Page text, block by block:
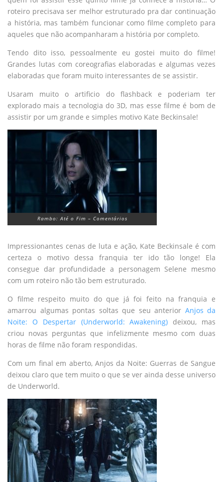
roteiro precisava ser melhor estruturado pra dar continuação
a história, mas também funcionar como filme completo para
aqueles que não acompanharam a história por completo.
Tendo dito isso, pessoalmente eu gostei muito do filme!
Grandes lutas com coreografias elaboradas e algumas vezes
elaboradas que foram muito interessantes de se assistir.
Usaram muito o artificio do flashback e poderiam ter
explorado mais a tecnologia do 3D, mas esse filme é bom de
assistir por um grande e simples motivo Kate Beckinsale!
Rambo: Até o Fim – Comentários
Impressionantes cenas de luta e ação, Kate Beckinsale é com
certeza o motivo dessa franquia ter ido tão longe! Ela
consegue dar profundidade a personagem Selene mesmo
com um roteiro não tão bem estruturado.
O filme respeito muito do que já foi feito na franquia e
amarrou algumas pontas soltas que seu anterior Anjos da
Noite: O Despertar (Underworld: Awakening) deixou, mas
criou novas perguntas que infelizmente mesmo com duas
horas de filme não foram respondidas.
Com um final em aberto, Anjos da Noite: Guerras de Sangue
deixou claro que tem muito o que se ver ainda desse universo
de Underworld.